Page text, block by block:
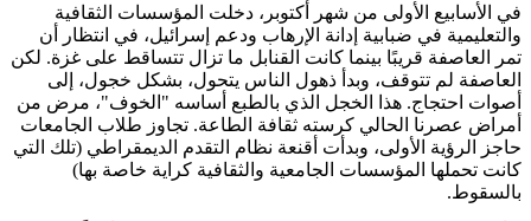
في الأسابيع الأولى من شهر أكتوبر، دخلت المؤسسات الثقافية
والتعليمية في ضبابية إدانة الإرهاب ودعم إسرائيل، في انتظار أن
تمر العاصفة قريبًا بينما كانت القنابل ما تزال تتساقط على غزة. لكن
العاصفة لم تتوقف، وبدأ ذهول الناس يتحول، بشكل خجول، إلى
أصوات احتجاج. هذا الخجل الذي بالطبع أساسه "الخوف"، مرض من
أمراض عصرنا الحالي كرسته ثقافة الطاعة. تجاوز طلاب الجامعات
حاجز الرؤية الأولى، وبدأت أقنعة نظام التقدم الديمقراطي (تلك التي
كانت تحملها المؤسسات الجامعية والثقافية كراية خاصة بها)
بالسقوط.